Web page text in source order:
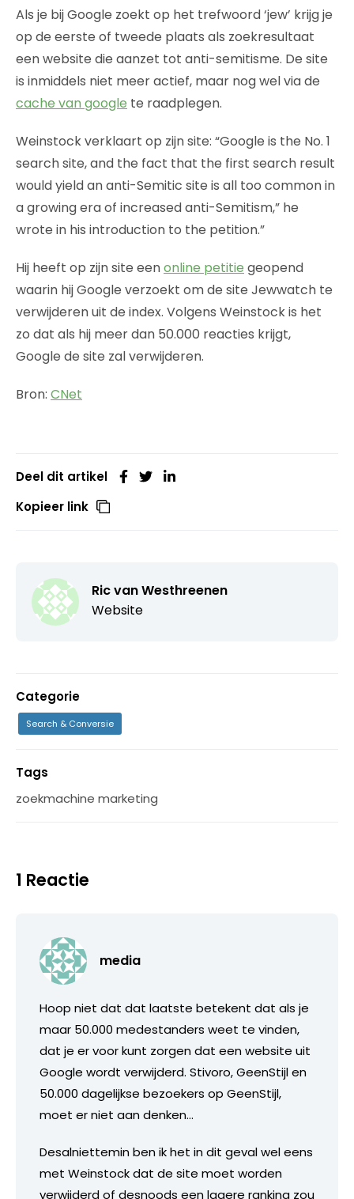
Als je bij Google zoekt op het trefwoord ‘jew’ krijg je
op de eerste of tweede plaats als zoekresultaat
een website die aanzet tot anti-semitisme. De site
is inmiddels niet meer actief, maar nog wel via de
cache van google te raadplegen.
Weinstock verklaart op zijn site: “Google is the No. 1
search site, and the fact that the first search result
would yield an anti-Semitic site is all too common in
a growing era of increased anti-Semitism,” he
wrote in his introduction to the petition.”
Hij heeft op zijn site eenonline petitie geopend
waarin hij Google verzoekt om de site Jewwatch te
verwijderen uit de index. Volgens Weinstock is het
zo dat als hij meer dan 50.000 reacties krijgt,
Google de site zal verwijderen.
Bron: CNet
Deel dit artikel
Kopieer link
Ric van Westhreenen
Website
Categorie
Search & Conversie
Tags
zoekmachine marketing
1 Reactie
media
Hoop niet dat dat laatste betekent dat als je
maar 50.000 medestanders weet te vinden,
dat je er voor kunt zorgen dat een website uit
Google wordt verwijderd. Stivoro, GeenStijl en
50.000 dagelijkse bezoekers op GeenStijl,
moet er niet aan denken…
Desalniettemin ben ik het in dit geval wel eens
met Weinstock dat de site moet worden
verwijderd of desnoods een lagere ranking zou